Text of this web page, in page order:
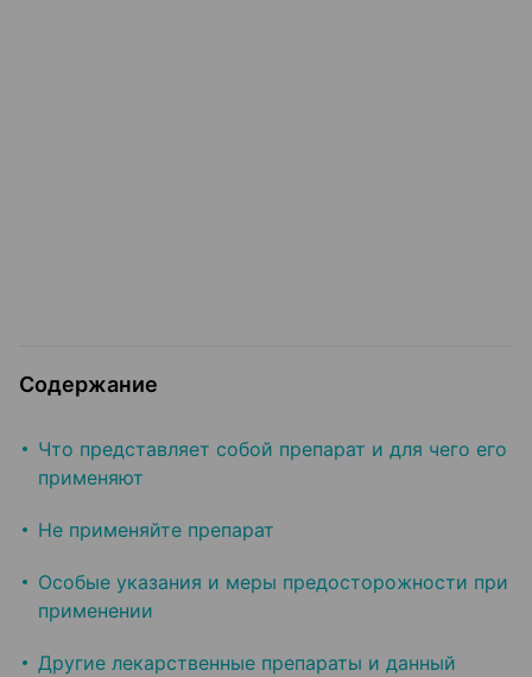
Содержание
Что представляет собой препарат и для чего его
применяют
Не применяйте препарат
Особые указания и меры предосторожности при
применении
Другие лекарственные препараты и данный